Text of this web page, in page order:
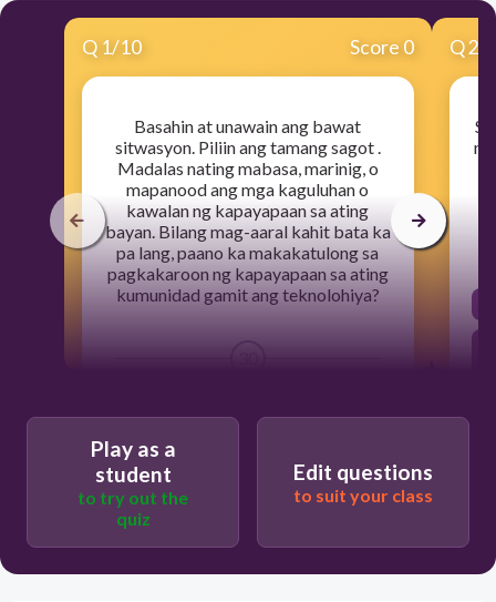
Q 1/10 Score 0
Basahin at unawain ang bawat
sitwasyon. Piliin ang tamang sagot .
Madalas nating mabasa, marinig, o
mapanood ang mga kaguluhan o
kawalan ng kapayapaan sa ating
bayan. Bilang mag-aaral kahit bata ka
pa lang, paano ka makakatulong sa
pagkakaroon ng kapayapaan sa ating
kumunidad gamit ang teknolohiya?
nang hindi pinag-iisipan.
Wala sa nabanggit
Gayahin ang mararahas na gawain na
napanonood na palabas sa telebisyon.
Q2
na
Play as a
student
to try out the
quiz
Edit questions
to suit your class